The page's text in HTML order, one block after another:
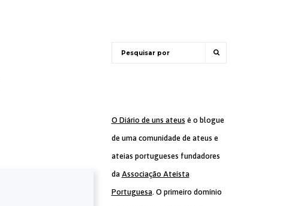
O Diário de uns ateus é o blogue
de uma comunidade de ateus e
ateias portugueses fundadores
da Associação Ateísta
Portuguesa. O primeiro domínio